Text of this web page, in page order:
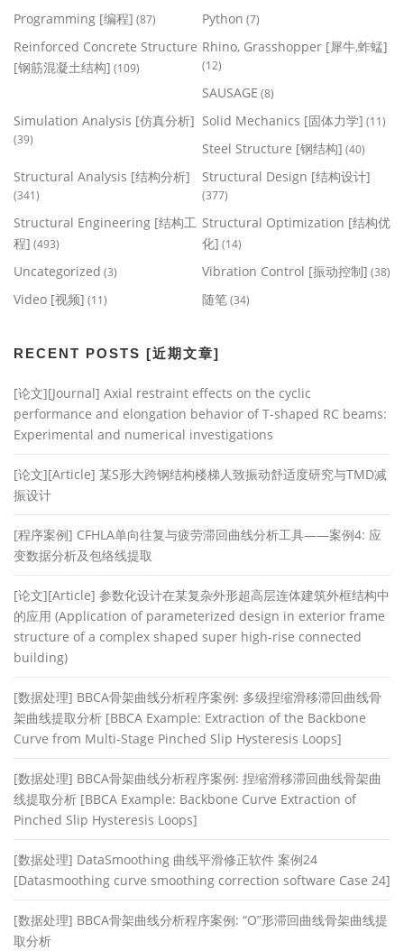
Programming [编程] (87) Python (7)
Reinforced Concrete Structure
[钢筋混凝土结构] (109)
Rhino, Grasshopper [犀牛,蚱蜢]
(12)
SAUSAGE (8)
Simulation Analysis [仿真分析]
(39)
Solid Mechanics [固体力学] (11)
Steel Structure [钢结构] (40)
Structural Analysis [结构分析]
(341)
Structural Design [结构设计]
(377)
Structural Engineering [结构工
程] (493)
Structural Optimization [结构优
化] (14)
Uncategorized (3) Vibration Control [振动控制] (38)
Video [视频] (11) 随笔(34)
RECENT POSTS [近期文章]
[论文][Journal] Axial restraint effects on the cyclic
performance and elongation behavior of T-shaped RC beams:
Experimental and numerical investigations
[论文][Article] 某S形大跨钢结构楼梯人致振动舒适度研究与TMD减
振设计
[程序案例] CFHLA单向往复与疲劳滞回曲线分析工具——案例4: 应
变数据分析及包络线提取
[论文][Article] 参数化设计在某复杂外形超高层连体建筑外框结构中
的应用 (Application of parameterized design in exterior frame
structure of a complex shaped super high-rise connected
building)
[数据处理] BBCA骨架曲线分析程序案例: 多级捏缩滑移滞回曲线骨
架曲线提取分析 [BBCA Example: Extraction of the Backbone
Curve from Multi-Stage Pinched Slip Hysteresis Loops]
[数据处理] BBCA骨架曲线分析程序案例: 捏缩滑移滞回曲线骨架曲
线提取分析 [BBCA Example: Backbone Curve Extraction of
Pinched Slip Hysteresis Loops]
[数据处理] DataSmoothing 曲线平滑修正软件 案例24
[Datasmoothing curve smoothing correction software Case 24]
[数据处理] BBCA骨架曲线分析程序案例: “O”形滞回曲线骨架曲线提
取分析